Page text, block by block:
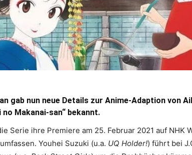
und
Games
gab nun neue Details zur Anime-Adaption von
no Makanai-san“ bekannt.
Serie ihre Premiere am 25. Februar 2021 auf NHK
Youhei Suzuki (u.a. UQ Holder!) führt bei